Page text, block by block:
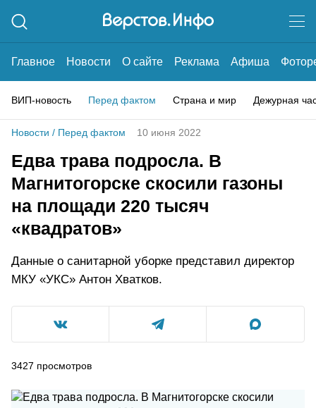
Главное Новости О сайте Реклама Афиша
ВИП-новость Перед фактом Страна и мир Дежурная
Новости / Перед фактом 10 июня 2022
Едва трава подросла. В
Магнитогорске скосили газоны
на площади 220 тысяч
«квадратов»
Данные о санитарной уборке представил директор
МКУ «УКС» Антон Хватков.
3427 просмотров